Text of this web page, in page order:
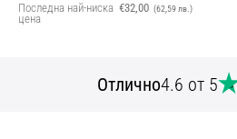
Последна най-ниска
цена
€32,00 (62,59 лв.)
Отлично4.6 от 5